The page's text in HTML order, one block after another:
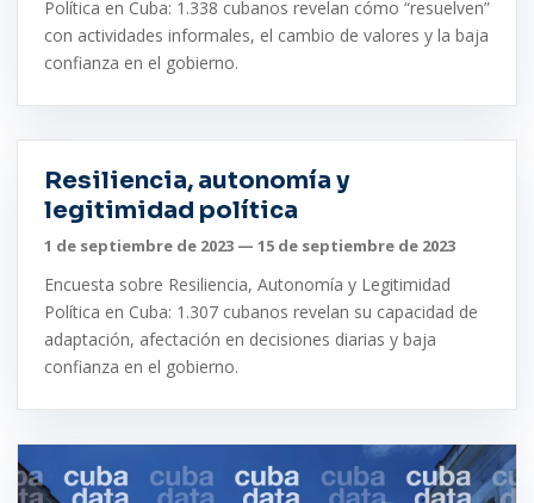
Política en Cuba: 1.338 cubanos revelan cómo “resuelven”
con actividades informales, el cambio de valores y la baja
confianza en el gobierno.
Resiliencia, autonomía y
legitimidad política
1 de septiembre de 2023 — 15 de septiembre de 2023
Encuesta sobre Resiliencia, Autonomía y Legitimidad
Política en Cuba: 1.307 cubanos revelan su capacidad de
adaptación, afectación en decisiones diarias y baja
confianza en el gobierno.